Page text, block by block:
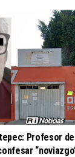
Profesor